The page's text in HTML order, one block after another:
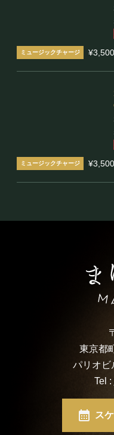
¥3,500
¥3,500
東京都
パリオビ
Tel :
ス